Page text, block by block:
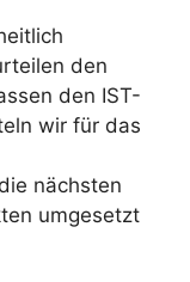
den
den IST-
wir für das
nächsten
umgesetzt